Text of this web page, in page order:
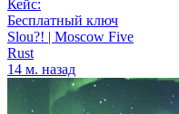
Кейс:
Бесплатный ключ
Slou?! | Moscow Five
Rust
14 м. назад